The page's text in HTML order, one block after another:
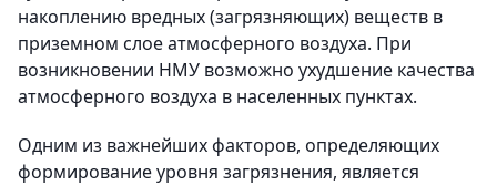
накоплению вредных (загрязняющих) веществ в
приземном слое атмосферного воздуха. При
возникновении НМУ возможно ухудшение качества
атмосферного воздуха в населенных пунктах.
Одним из важнейших факторов, определяющих
формирование уровня загрязнения, является